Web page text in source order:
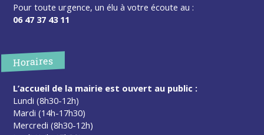
Pour toute urgence, un élu à votre écoute au :
06 47 37 43 11
Horaires
L’accueil de la mairie est ouvert au public :
Lundi (8h30-12h)
Mardi (14h-17h30)
Mercredi (8h30-12h)